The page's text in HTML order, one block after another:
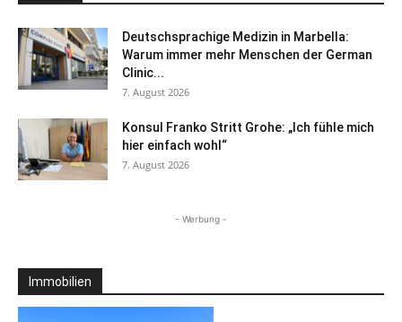
Deutschsprachige Medizin in Marbella:
Warum immer mehr Menschen der German
Clinic...
7. August 2026
Konsul Franko Stritt Grohe: „Ich fühle mich
hier einfach wohl“
7. August 2026
- Werbung -
Immobilien